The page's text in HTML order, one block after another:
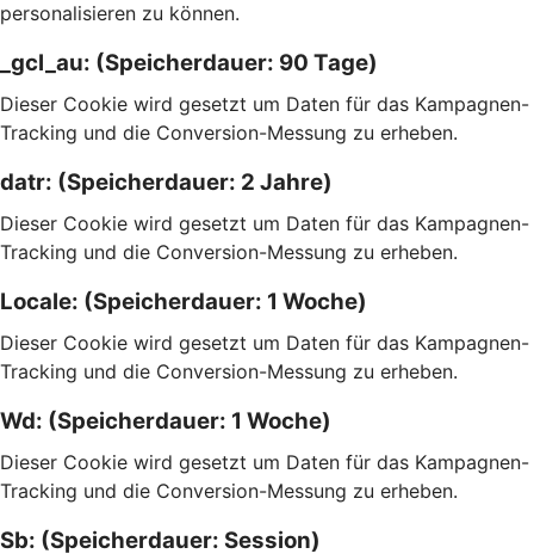
personalisieren zu können.
_gcl_au: (Speicherdauer: 90 Tage)
Dieser Cookie wird gesetzt um Daten für das Kampagnen-
Tracking und die Conversion-Messung zu erheben.
datr: (Speicherdauer: 2 Jahre)
Dieser Cookie wird gesetzt um Daten für das Kampagnen-
Tracking und die Conversion-Messung zu erheben.
Locale: (Speicherdauer: 1 Woche)
Dieser Cookie wird gesetzt um Daten für das Kampagnen-
Tracking und die Conversion-Messung zu erheben.
Wd: (Speicherdauer: 1 Woche)
Dieser Cookie wird gesetzt um Daten für das Kampagnen-
Tracking und die Conversion-Messung zu erheben.
Sb: (Speicherdauer: Session)